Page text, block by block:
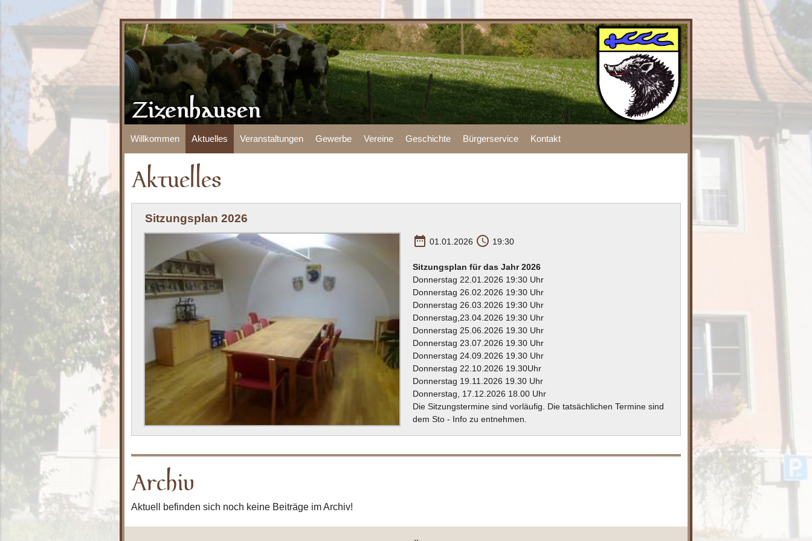
Willkommen Aktuelles Veranstaltungen Gewerbe Vereine Geschichte Bürgerservice Kontakt
Aktuelles
Sitzungsplan 2026
date_range 01.01.2026 access_time 19:30
Sitzungsplan für das Jahr 2026
Donnerstag 22.01.2026 19:30 Uhr
Donnerstag 26.02.2026 19:30 Uhr
Donnerstag 26.03.2026 19:30 Uhr
Donnerstag,23.04.2026 19:30 Uhr
Donnerstag 25.06.2026 19.30 Uhr
Donnerstag 23.07.2026 19.30 Uhr
Donnerstag 24.09.2026 19.30 Uhr
Donnerstag 22.10.2026 19.30Uhr
Donnerstag 19.11.2026 19.30 Uhr
Donnerstag, 17.12.2026 18.00 Uhr
Die Sitzungstermine sind vorläufig. Die tatsächlichen Termine sind
dem Sto - Info zu entnehmen.
Archiv
Aktuell befinden sich noch keine Beiträge im Archiv!